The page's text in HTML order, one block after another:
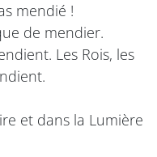
mendié !
de mendier.
Les Rois, les
et dans la Lumière